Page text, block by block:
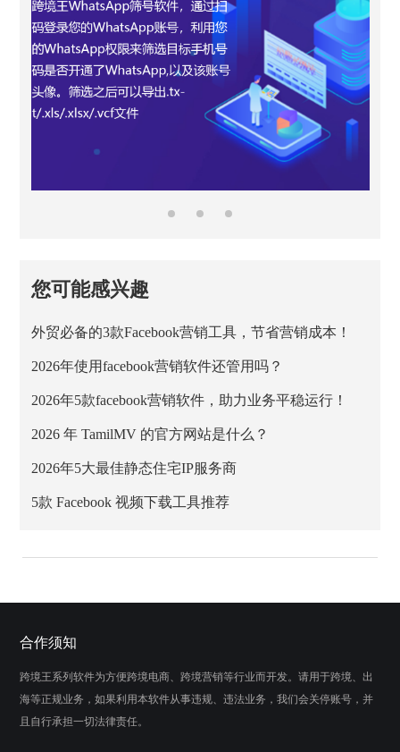
您可能感兴趣
外贸必备的3款Facebook营销工具，节省营销成本！
2026年使用facebook营销软件还管用吗？
2026年5款facebook营销软件，助力业务平稳运行！
2026 年 TamilMV 的官方网站是什么？
2026年5大最佳静态住宅IP服务商
5款 Facebook 视频下载工具推荐
合作须知
跨境王系列软件为方便跨境电商、跨境营销等行业而开发。请用于跨境、出
海等正规业务，如果利用本软件从事违规、违法业务，我们会关停账号，并
且自行承担一切法律责任。